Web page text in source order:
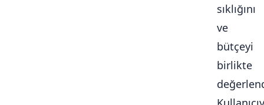
sıklığını
ve
bütçeyi
birlikte